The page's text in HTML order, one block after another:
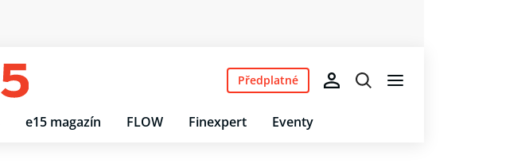
e15 magazín FLOW Finexpert Eventy
Předplatné